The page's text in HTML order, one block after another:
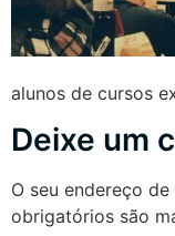
alunos de cursos
Deixe um
O seu endereço
obrigatórios são